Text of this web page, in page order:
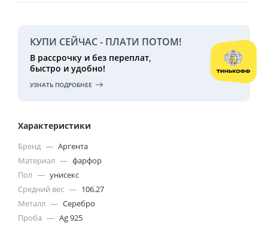
КУПИ СЕЙЧАС - ПЛАТИ ПОТОМ!
В рассрочку и без переплат,
быстро и удобно!
УЗНАТЬ ПОДРОБНЕЕ
Характеристики
Бренд — Аргента
Материал — фарфор
Пол — унисекс
Средний вес — 106.27
Металл — Серебро
Проба — Ag 925